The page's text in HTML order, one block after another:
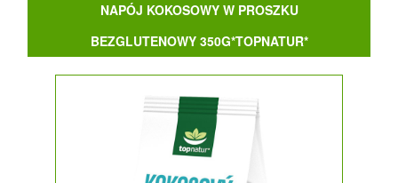
NAPÓJ KOKOSOWY W PROSZKU
BEZGLUTENOWY 350G*TOPNATUR*